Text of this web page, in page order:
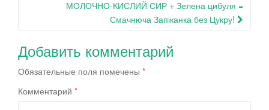
МОЛОЧНО-КИСЛИЙ СИР + Зелена цибуля =
Смачнюча Запіканка без Цукру!
Добавить комментарий
Обязательные поля помечены *
Комментарий *